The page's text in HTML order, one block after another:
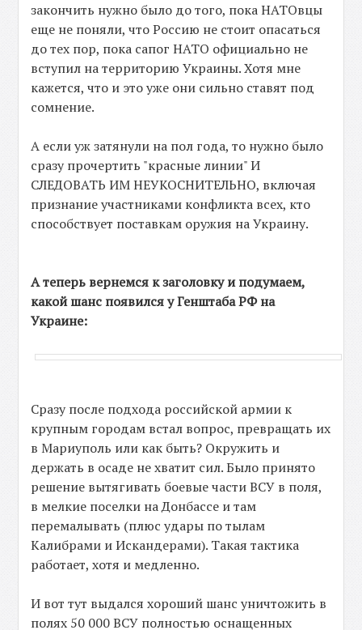
закончить нужно было до того, пока НАТОвцы
еще не поняли, что Россию не стоит опасаться
до тех пор, пока сапог НАТО официально не
вступил на территорию Украины. Хотя мне
кажется, что и это уже они сильно ставят под
сомнение.
А если уж затянули на пол года, то нужно было
сразу прочертить "красные линии" И
СЛЕДОВАТЬ ИМ НЕУКОСНИТЕЛЬНО, включая
признание участниками конфликта всех, кто
способствует поставкам оружия на Украину.
А теперь вернемся к заголовку и подумаем,
какой шанс появился у Генштаба РФ на
Украине:
Сразу после подхода российской армии к
крупным городам встал вопрос, превращать их
в Мариуполь или как быть? Окружить и
держать в осаде не хватит сил. Было принято
решение вытягивать боевые части ВСУ в поля,
в мелкие поселки на Донбассе и там
перемалывать (плюс удары по тылам
Калибрами и Искандерами). Такая тактика
работает, хотя и медленно.
И вот тут выдался хороший шанс уничтожить в
полях 50 000 ВСУ полностью оснащенных